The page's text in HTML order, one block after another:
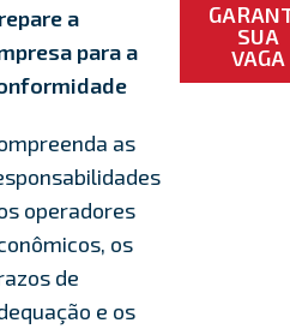
a
para a
as
operadores
os
de
e os
SUA
VAGA